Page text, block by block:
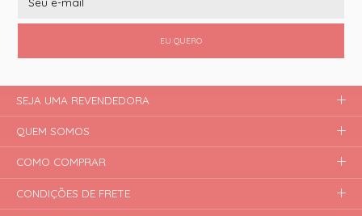
EU QUERO
SEJA UMA REVENDEDORA
QUEM SOMOS
COMO COMPRAR
CONDIÇÕES DE FRETE